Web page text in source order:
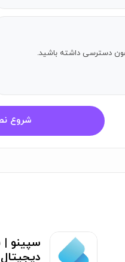
"بچرخ و فرار کن" به زبان
هولی‌هی متصل شوید!
است.
این سبک هم مردانه و هم
بزرگ باشند.
دسترسی داشته باشید.
شروع
سپینو |